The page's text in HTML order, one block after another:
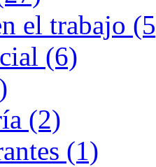
el trabajo
(6)
(2)
(1)